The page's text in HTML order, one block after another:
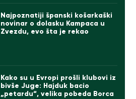
Najpoznatiji španski košarkaški
novinar o dolasku Kampaca u
Zvezdu, evo šta je rekao
Kako su u Evropi prošli klubovi iz
bivše Juge: Hajduk bacio
„petardu“, velika pobeda Borca